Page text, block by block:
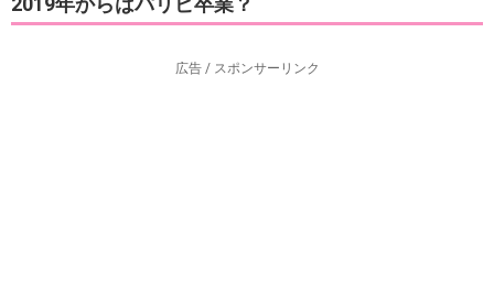
広告 / スポンサーリンク